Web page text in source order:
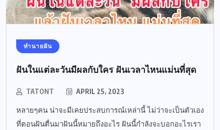
ทำนายฝัน
ฝันในแต่ละวันมีผลกับใคร ฝันเวลาไหนแม่นที่สุด
TATONT APRIL 25, 2023
หลายๆคน น่าจะมีเคยประสบการณ์เหล่านี้ ไม่ว่าจะเป็นตัวเอง
ที่ตอนฝันตื่นมาฝันนี้หมายถึงอะไร ฝันนี้กำลังจะบอกอะไรเรา